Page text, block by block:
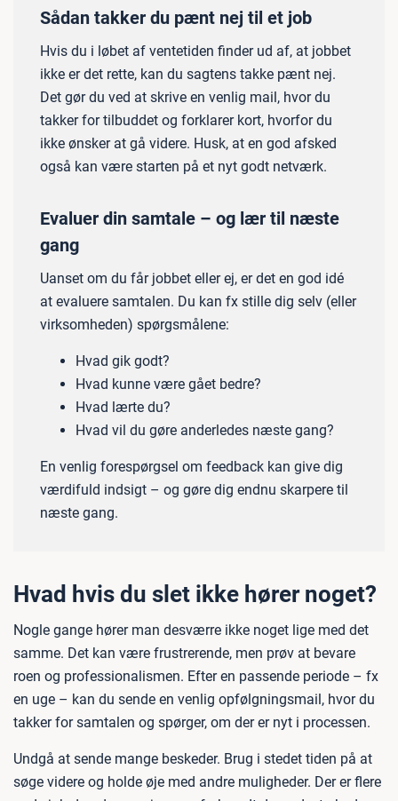
Sådan takker du pænt nej til et job
Hvis du i løbet af ventetiden finder ud af, at jobbet
ikke er det rette, kan du sagtens takke pænt nej.
Det gør du ved at skrive en venlig mail, hvor du
takker for tilbuddet og forklarer kort, hvorfor du
ikke ønsker at gå videre. Husk, at en god afsked
også kan være starten på et nyt godt netværk.
Evaluer din samtale – og lær til næste
gang
Uanset om du får jobbet eller ej, er det en god idé
at evaluere samtalen. Du kan fx stille dig selv (eller
virksomheden) spørgsmålene:
Hvad gik godt?
Hvad kunne være gået bedre?
Hvad lærte du?
Hvad vil du gøre anderledes næste gang?
En venlig forespørgsel om feedback kan give dig
værdifuld indsigt – og gøre dig endnu skarpere til
næste gang.
Hvad hvis du slet ikke hører noget?
Nogle gange hører man desværre ikke noget lige med det
samme. Det kan være frustrerende, men prøv at bevare
roen og professionalismen. Efter en passende periode – fx
en uge – kan du sende en venlig opfølgningsmail, hvor du
takker for samtalen og spørger, om der er nyt i processen.
Undgå at sende mange beskeder. Brug i stedet tiden på at
søge videre og holde øje med andre muligheder. Der er flere